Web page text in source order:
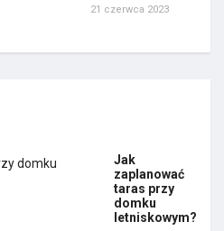
21 czerwca 2023
Jak
zaplanować
taras przy
domku
letniskowym?